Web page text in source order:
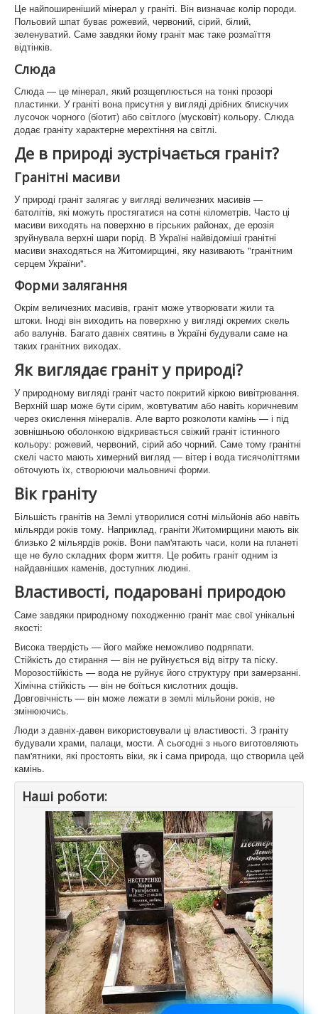
Оградки на могилу
Що таке граніт?
Історія Коростишева
Faq памятники і граніт
Це найпоширеніший мінерал у граніті. Він визначає колір породи.
Польовий шпат буває рожевий, червоний, сірий, білий,
зеленуватий. Саме завдяки йому граніт має таке розмаїття
відтінків.
Слюда
Слюда — це мінерал, який розщеплюється на тонкі прозорі
пластинки. У граніті вона присутня у вигляді дрібних блискучих
лусочок чорного (біотит) або світлого (мусковіт) кольору. Слюда
додає граніту характерне мерехтіння на світлі.
Де в природі зустрічається граніт?
Гранітні масиви
У природі граніт залягає у вигляді величезних масивів —
батолітів, які можуть простягатися на сотні кілометрів. Часто ці
масиви виходять на поверхню в гірських районах, де ерозія
зруйнувала верхні шари порід. В Україні найвідоміші гранітні
масиви знаходяться на Житомирщині, яку називають "гранітним
серцем України".
Форми залягання
Окрім величезних масивів, граніт може утворювати жили та
штоки. Іноді він виходить на поверхню у вигляді окремих скель
або валунів. Багато давніх святинь в Україні будували саме на
таких гранітних виходах.
Як виглядає граніт у природі?
У природному вигляді граніт часто покритий кіркою вивітрювання.
Верхній шар може бути сірим, жовтуватим або навіть коричневим
через окислення мінералів. Але варто розколоти камінь — і під
зовнішньою оболонкою відкривається свіжий граніт істинного
кольору: рожевий, червоний, сірий або чорний. Саме тому гранітні
скелі часто мають химерний вигляд — вітер і вода тисячоліттями
обточують їх, створюючи мальовничі форми.
Вік граніту
Більшість гранітів на Землі утворилися сотні мільйонів або навіть
мільярди років тому. Наприклад, граніти Житомирщини мають вік
близько 2 мільярдів років. Вони пам'ятають часи, коли на планеті
ще не було складних форм життя. Це робить граніт одним із
найдавніших каменів, доступних людині.
Властивості, подаровані природою
Саме завдяки природному походженню граніт має свої унікальні
якості:
Висока твердість — його майже неможливо подряпати.
Стійкість до стирання — він не руйнується від вітру та піску.
Морозостійкість — вода не руйнує його структуру при замерзанні.
Хімічна стійкість — він не боїться кислотних дощів.
Довговічність — він може лежати в землі мільйони років, не
змінюючись.
Люди з давніх-давен використовували ці властивості. З граніту
будували храми, палаци, мости. А сьогодні з нього виготовляють
пам'ятники, які простоять віки, як і сама природа, що створила цей
камінь.
Наші роботи: